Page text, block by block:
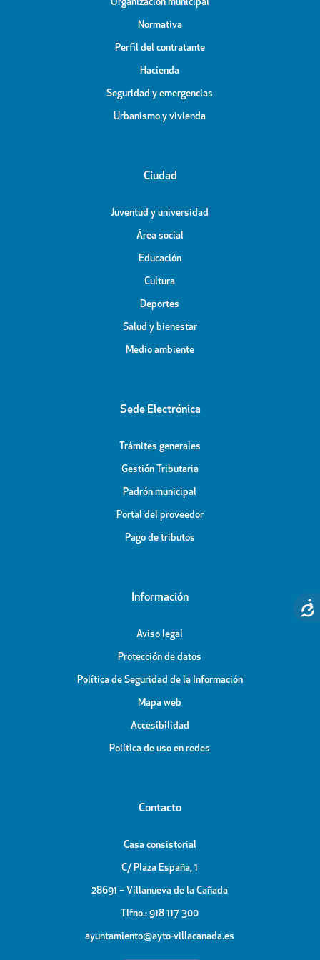
Organización municipal
Normativa
Perfil del contratante
Hacienda
Seguridad y emergencias
Urbanismo y vivienda
Ciudad
Juventud y universidad
Área social
Educación
Cultura
Deportes
Salud y bienestar
Medio ambiente
Sede Electrónica
Trámites generales
Gestión Tributaria
Padrón municipal
Portal del proveedor
Pago de tributos
Información
Aviso legal
Protección de datos
Política de Seguridad de la Información
Mapa web
Accesibilidad
Política de uso en redes
Contacto
Casa consistorial
C/ Plaza España, 1
28691 – Villanueva de la Cañada
Tlfno.: 918 117 300
ayuntamiento@ayto-villacanada.es